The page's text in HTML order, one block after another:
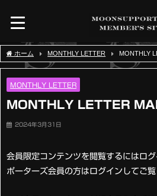
ホーム MONTHLY LETTER MONTHLY
MONTHLY LETTER
MONTHLY LETTER
2024年3月31日
会員限定コンテンツを閲覧するにはロ
ポーターズ会員の方はログインしてご覧